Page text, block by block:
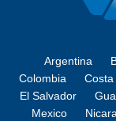
Argentina
Colombia
Costa
El Salvador
Mexico